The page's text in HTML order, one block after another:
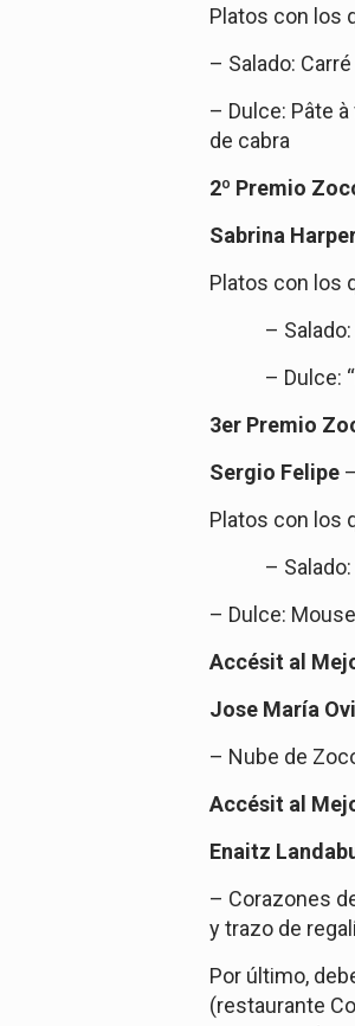
Platos con los
– Salado:
– Dulce: Pâte
de cabra
2º Premio
Sabrina
Platos con los
–
– Dulce:
3er Premio
Sergio Felipe
Platos con los
–
– Dulce:
Accésit al
Jose María
– Nube de
Accésit al
Enaitz
– Corazones
y trazo de
Por último,
(restaurante